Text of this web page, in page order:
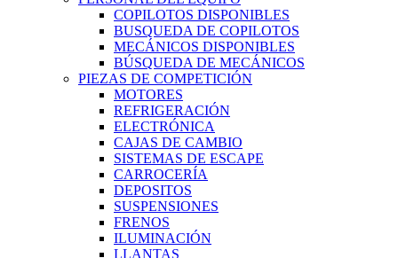
COPILOTOS DISPONIBLES
BUSQUEDA DE COPILOTOS
MECÁNICOS DISPONIBLES
BÚSQUEDA DE MECÁNICOS
PIEZAS DE COMPETICIÓN
MOTORES
REFRIGERACIÓN
ELECTRÓNICA
CAJAS DE CAMBIO
SISTEMAS DE ESCAPE
CARROCERÍA
DEPOSITOS
SUSPENSIONES
FRENOS
ILUMINACIÓN
LLANTAS